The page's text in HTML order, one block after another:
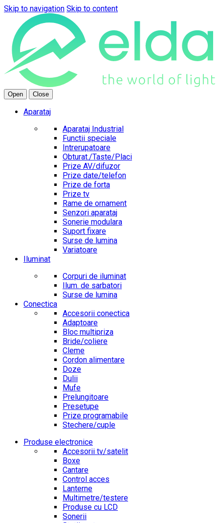
Skip to navigation Skip to content
Open Close
Aparataj
Aparataj Industrial
Functii speciale
Intrerupatoare
Obturat./Taste/Placi
Prize AV/difuzor
Prize date/telefon
Prize de forta
Prize tv
Rame de ornament
Senzori aparataj
Sonerie modulara
Suport fixare
Surse de lumina
Variatoare
Iluminat
Corpuri de iluminat
Ilum. de sarbatori
Surse de lumina
Conectica
Accesorii conectica
Adaptoare
Bloc multipriza
Bride/coliere
Cleme
Cordon alimentare
Doze
Dulii
Mufe
Prelungitoare
Presetupe
Prize programabile
Stechere/cuple
Produse electronice
Accesorii tv/satelit
Boxe
Cantare
Control acces
Lanterne
Multimetre/testere
Produse cu LCD
Sonerii